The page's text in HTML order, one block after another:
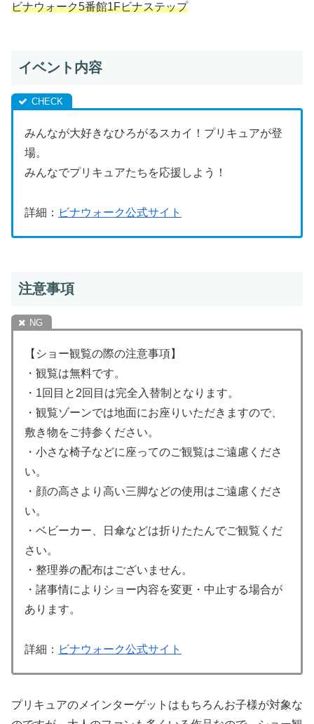
ビナウォーク5番館1Fビナステップ
イベント内容
みんなが大好きなひろがるスカイ！プリキュアが登
場。
みんなでプリキュアたちを応援しよう！
詳細： ビナウォーク公式サイト
注意事項
【ショー観覧の際の注意事項】
・観覧は無料です。
・1回目と2回目は完全入替制となります。
・観覧ゾーンでは地面にお座りいただきますので、
敷き物をご持参ください。
・小さな椅子などに座ってのご観覧はご遠慮くださ
い。
・顔の高さより高い三脚などの使用はご遠慮くださ
い。
・ベビーカー、日傘などは折りたたんでご観覧くだ
さい。
・整理券の配布はございません。
・諸事情によりショー内容を変更・中止する場合が
あります。
詳細： ビナウォーク公式サイト
プリキュアのメインターゲットはもちろんお子様が対象な